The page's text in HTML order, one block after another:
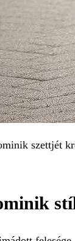
szettjét